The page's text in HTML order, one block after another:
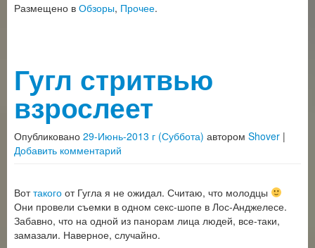
Размещено в Обзоры, Прочее.
Гугл стритвью
взрослеет
Опубликовано 29-Июнь-2013 г (Суббота) автором Shover |
Добавить комментарий
Воттакого от Гугла я не ожидал. Считаю, что молодцы
Они провели съемки в одном секс-шопе в Лос-Анджелесе.
Забавно, что на одной из панорам лица людей, все-таки,
замазали. Наверное, случайно.